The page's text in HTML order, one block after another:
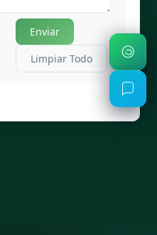
Enviar
Limpiar Todo